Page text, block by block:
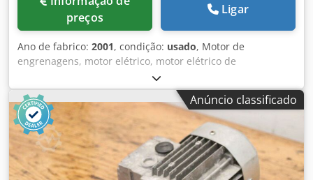
preços
Ligar
Ano de fabrico: 2001, condição: usado, Motor de
engrenagens, motor elétrico, motor elétrico de
engrenagens, motor de engrenagens helicoidais para
máquina de cintar, máquina de embalagem, máquina de
cintar, máquina de embalagem de peles, máquina de
embalar, máquina de embalar, unidade de acionamento
para sistema de embalagem extensível -Fabricante:
Bonfiglioli, unidade de acionamento da máquina de
embalagem ILAPAK Astra-STD -Caixa de velocidades: Tipo
Anúncio classificado